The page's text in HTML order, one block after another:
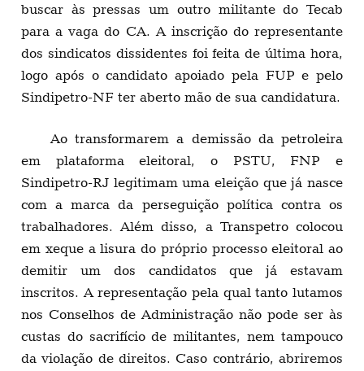
buscar às pressas um outro militante do Tecab
para a vaga do CA. A inscrição do representante
dos sindicatos dissidentes foi feita de última hora,
logo após o candidato apoiado pela FUP e pelo
Sindipetro-NF ter aberto mão de sua candidatura.
Ao transformarem a demissão da petroleira
em plataforma eleitoral, o PSTU, FNP e
Sindipetro-RJ legitimam uma eleição que já nasce
com a marca da perseguição política contra os
trabalhadores. Além disso, a Transpetro colocou
em xeque a lisura do próprio processo eleitoral ao
demitir um dos candidatos que já estavam
inscritos. A representação pela qual tanto lutamos
nos Conselhos de Administração não pode ser às
custas do sacrifício de militantes, nem tampouco
da violação de direitos. Caso contrário, abriremos